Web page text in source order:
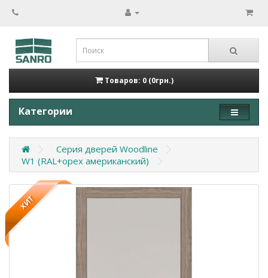
Товаров: 0 (0грн.)
Категории
Серия дверей Woodline
W1 (RAL+орех американский)
ХИТ